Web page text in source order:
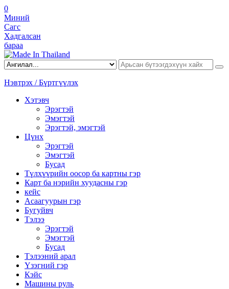
0
Миний
Сагс
Хадгалсан
бараа
Нэвтрэх / Бүртгүүлэх
Хэтэвч
Эрэгтэй
Эмэгтэй
Эрэгтэй, эмэгтэй
Цүнх
Эрэгтэй
Эмэгтэй
Бусад
Түлхүүрийн оосор ба картны гэр
Карт ба нэрийн хуудасны гэр
кейс
Асаагуурын гэр
Бугуйвч
Тэлээ
Эрэгтэй
Эмэгтэй
Бусад
Тэлээний арал
Үзэгний гэр
Кэйс
Машины руль